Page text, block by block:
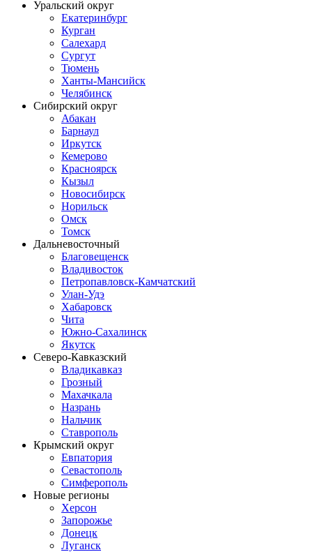
Уральский округ
Екатеринбург
Курган
Салехард
Сургут
Тюмень
Ханты-Мансийск
Челябинск
Сибирский округ
Абакан
Барнаул
Иркутск
Кемерово
Красноярск
Кызыл
Новосибирск
Норильск
Омск
Томск
Дальневосточный
Благовещенск
Владивосток
Петропавловск-Камчатский
Улан-Удэ
Хабаровск
Чита
Южно-Сахалинск
Якутск
Северо-Кавказский
Владикавказ
Грозный
Махачкала
Назрань
Нальчик
Ставрополь
Крымский округ
Евпатория
Севастополь
Симферополь
Новые регионы
Херсон
Запорожье
Донецк
Луганск